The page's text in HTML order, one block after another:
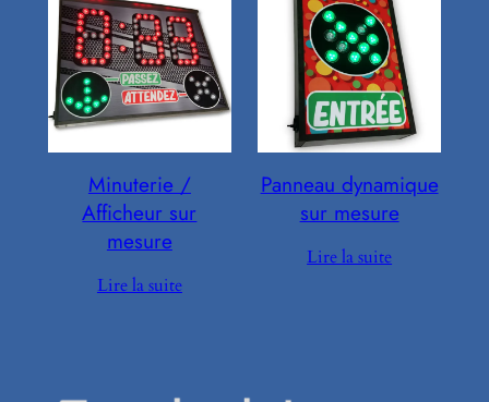
Minuterie /
Afficheur sur
mesure
Lire la suite
Panneau dynamique
sur mesure
Lire la suite